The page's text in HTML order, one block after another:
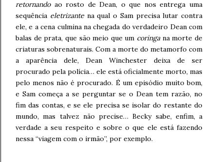
retornandoao rosto de Dean, o que nos entrega uma
sequência eletrizantena qual o Sam precisa lutar contra
ele, e a cena culmina na chegada do verdadeiro Dean com
balas de prata, que são meio que um coringana morte de
criaturas sobrenaturais. Com a morte do metamorfo com
a aparência dele, Dean Winchester deixa de ser
procurado pela polícia… ele está oficialmente morto, mas
pelo menos não é procurado. É um episódio muito bom,
e Sam começa a se perguntar se o Dean tem razão, no
fim das contas, e se ele precisa se isolar do restante do
mundo, mas talvez não precise… Becky sabe, enfim, a
verdade a seu respeito e sobre o que ele está fazendo
nessa “viagem com o irmão”, por exemplo.